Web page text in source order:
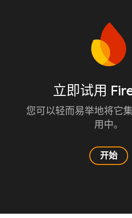
立即试用
您可以轻而易举地将它
用中。
开始